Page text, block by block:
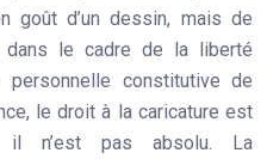
goût d’un dessin, mais de
dans le cadre de la liberté
personnelle constitutive de
le droit à la caricature est
il n’est pas absolu. La